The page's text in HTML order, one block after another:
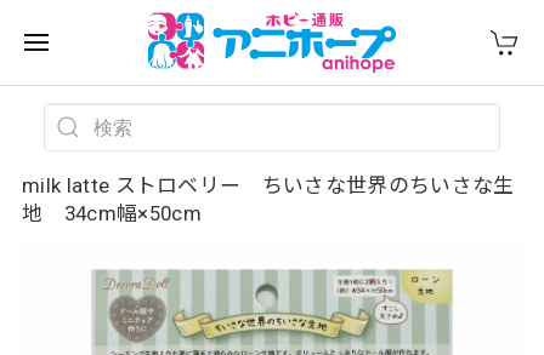
milk latte ストロベリー ちいさな世界のちいさな生
地 34cm幅×50cm